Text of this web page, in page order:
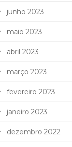
junho 2023
maio 2023
abril 2023
março 2023
fevereiro 2023
janeiro 2023
dezembro 2022